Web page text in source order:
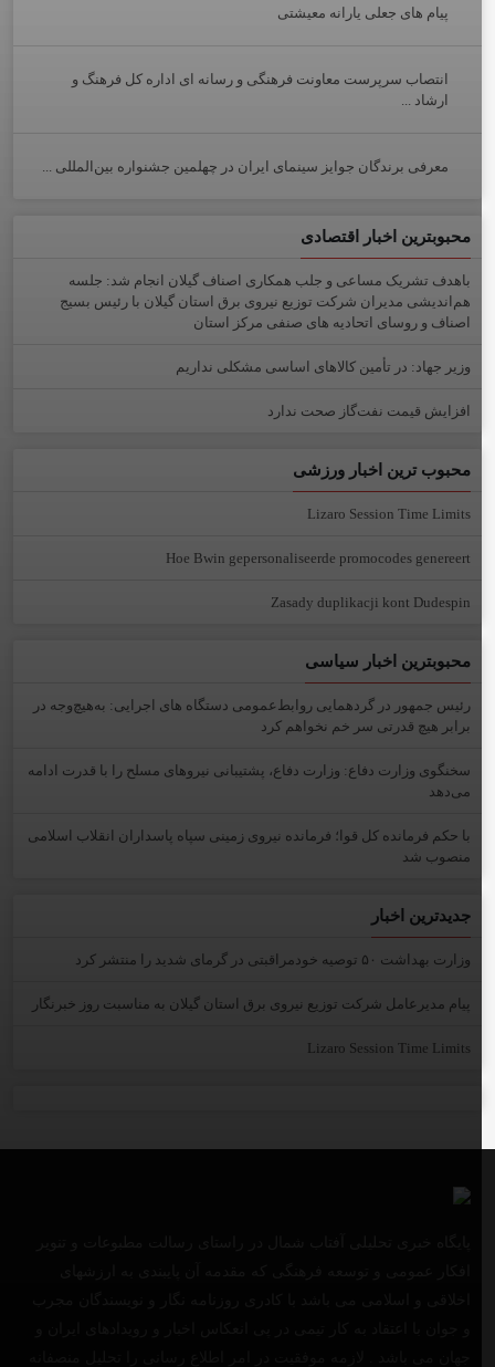
پیام های جعلی یارانه معیشتی
انتصاب سرپرست معاونت فرهنگی و رسانه ای اداره کل فرهنگ و
ارشاد ...
معرفی برندگان جوایز سینمای ایران در چهلمین جشنواره بین‌المللی ...
محبوبترین اخبار اقتصادی
باهدف تشریک مساعی و جلب همکاری اصناف گیلان انجام شد: جلسه
هم‌اندیشی مدیران شركت توزیع نیروی برق استان گیلان با رئیس بسیج
اصناف و روسای اتحادیه های صنفی مركز استان
وزیر جهاد: در تأمین کالاهای اساسی مشکلی نداریم
افزایش قیمت نفت‌گاز صحت ندارد
محبوب ترین اخبار ورزشی
Lizaro Session Time Limits
Hoe Bwin gepersonaliseerde promocodes genereert
Zasady duplikacji kont Dudespin
محبوبترین اخبار سیاسی
رئیس جمهور در گردهمایی روابط‌عمومی دستگاه های اجرایی: به‌هیچ‌وجه در
برابر هیچ قدرتی سر خم نخواهم کرد
سخنگوی وزارت دفاع: وزارت دفاع، پشتیبانی نیرو‌های مسلح را با قدرت ادامه
می‌دهد
با حکم فرمانده کل قوا؛ فرمانده نیروی زمینی سپاه پاسداران انقلاب اسلامی
منصوب شد
جدیدترین اخبار
وزارت بهداشت ۵۰ توصیه خودمراقبتی در گرمای شدید را منتشر کرد
پیام مدیرعامل شركت توزیع نیروی برق استان گیلان به مناسبت روز خبرنگار ‌
Lizaro Session Time Limits